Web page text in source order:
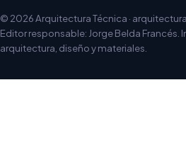
© 2026 Arquitectura Técnica ·
Editor responsable: Jorge Belda
arquitectura, diseño y materiales.